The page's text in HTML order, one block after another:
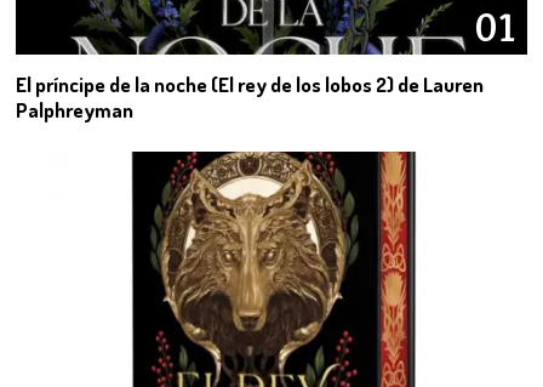
01
El príncipe de la noche (El rey de los lobos 2) de Lauren
Palphreyman